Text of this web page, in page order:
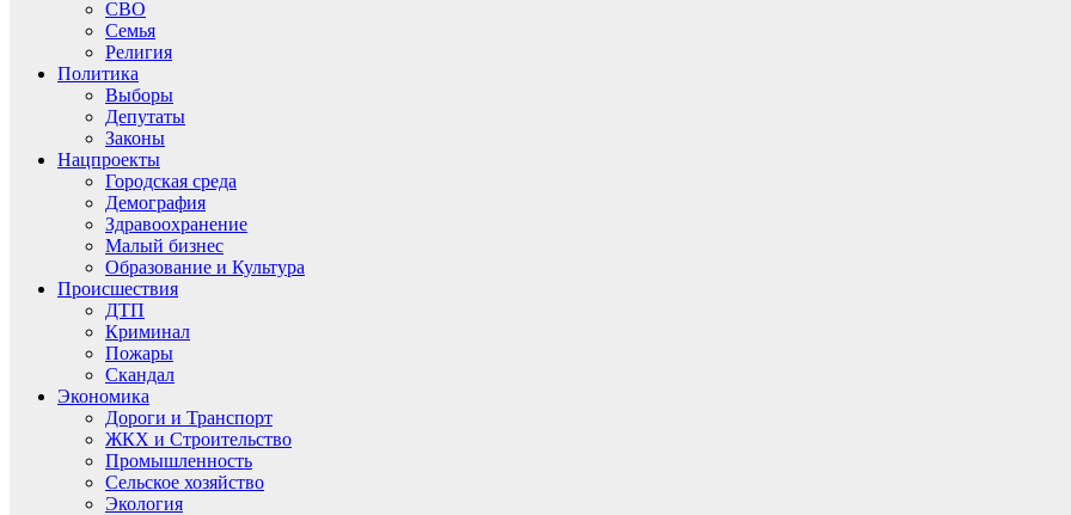
СВО
Семья
Религия
Политика
Выборы
Депутаты
Законы
Нацпроекты
Городская среда
Демография
Здравоохранение
Малый бизнес
Образование и Культура
Происшествия
ДТП
Криминал
Пожары
Скандал
Экономика
Дороги и Транспорт
ЖКХ и Строительство
Промышленность
Сельское хозяйство
Экология